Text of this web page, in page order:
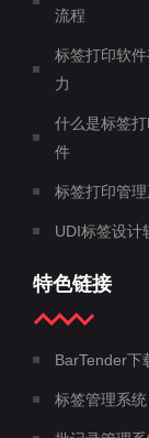
流程
标签打印软
力
什么是标签
件
标签打印管
UDI标签设计
特色链接
BarTender下
标签管理系统